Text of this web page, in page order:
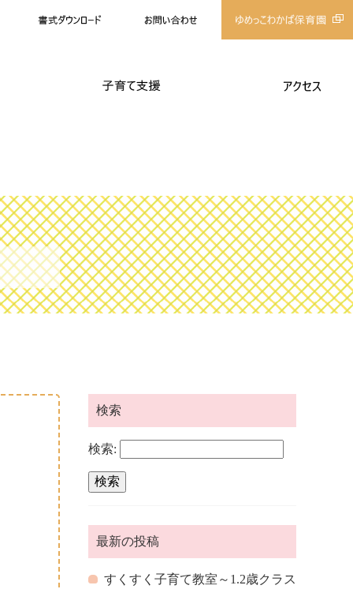
検索
検索:
最新の投稿
すくすく子育て教室～1.2歳クラス